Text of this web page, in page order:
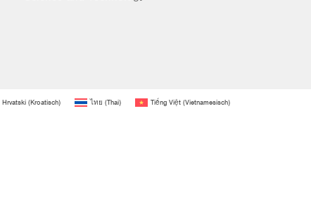
Hrvatski (Kroatisch) ไทย (Thai) Tiếng Việt (Vietnamesisch)